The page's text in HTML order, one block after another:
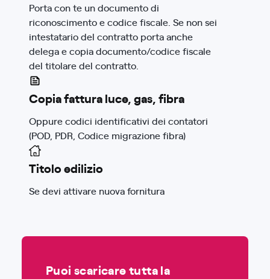
Porta con te un documento di
riconoscimento e codice fiscale. Se non sei
intestatario del contratto porta anche
delega e copia documento/codice fiscale
del titolare del contratto.
Copia fattura luce, gas, fibra
Oppure codici identificativi dei contatori
(POD, PDR, Codice migrazione fibra)
Titolo edilizio
Se devi attivare nuova fornitura
Puoi scaricare tutta la